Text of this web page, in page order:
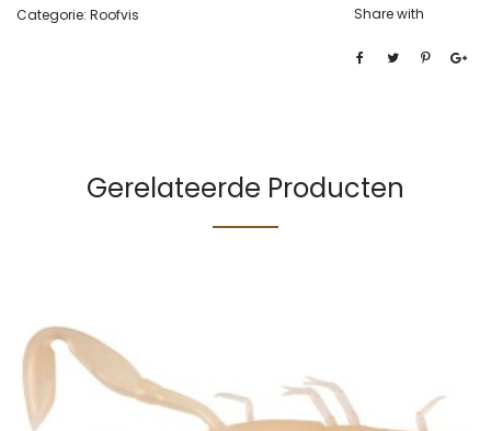
Categorie: Roofvis Share with
Gerelateerde Producten